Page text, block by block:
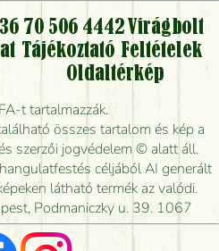
rendelni?
úgy, hogy még ma
elkészíteni a csokrot, és
kiszállítani?
van önöknél?
70 506 4442Virágbolt
Tájékoztató Feltételek
Oldaltérkép
t tartalmazzák.
összes tartalom és kép a
szerzői jogvédelem © alatt áll.
céljából AI generált
látható termék az valódi.
Podmaniczky u. 39. 1067